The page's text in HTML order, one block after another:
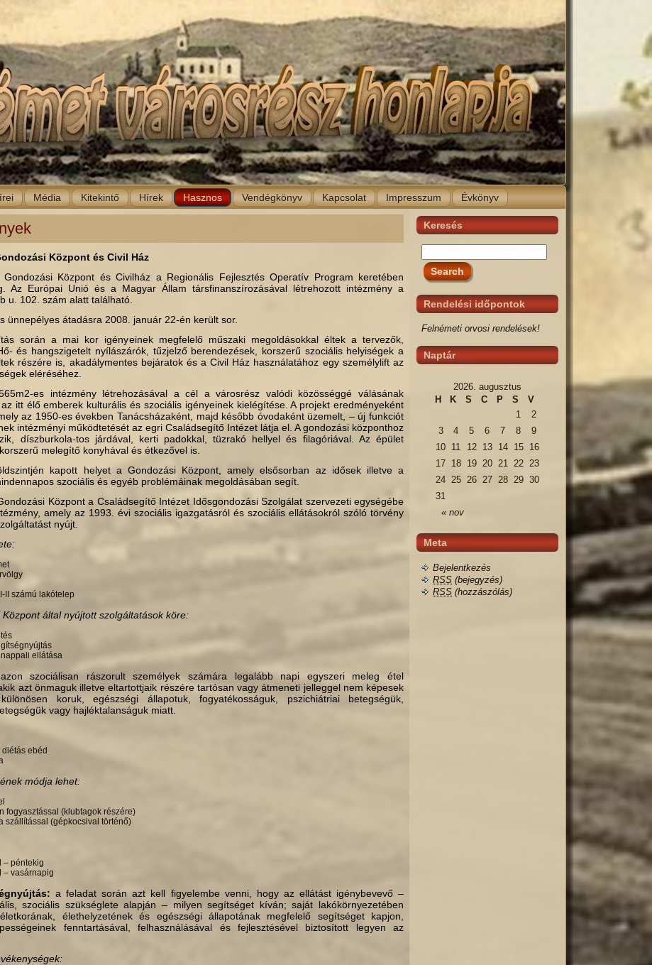
Média Kitekintő Hírek Hasznos Vendégkönyv Kapcsolat Impresszum Évkönyv
Központ és Civil Ház
Gondozási Központ és Civilház a Regionális Fejlesztés Operatív Prog­ram keretében
Az Európai Unió és a Magyar Állam társfinanszírozásával létrehozott intézmény a
u. 102. szám alatt található.
ünnepélyes átadásra 2008. január 22-én került sor.
során a mai kor igényeinek megfelelő műszaki megoldásokkal éltek a tervezők,
és hangszigetelt nyílászárók, tűzjelző berendezések, korsze­rű szociális helyiségek a
részére is, akadálymentes bejáratok és a Civil Ház használatához egy személylift az
eléréséhez.
es intézmény létrehozásával a cél a városrész valódi közösséggé válásának
itt élő emberek kulturális és szociális igényeinek kielégítése. A projekt eredményeként
az 1950-es években Tanácsházaként, majd ké­sőbb óvodaként üzemelt, – új funkciót
intézményi működtetését az egri Családsegítő Intézet látja el. A gondozási központhoz
díszburkola-tos járdával, kerti padokkal, tüzrakó hellyel és filagóriával. Az épület
melegítő konyhával és étkezővel is.
kapott helyet a Gondozási Központ, amely elsősorban az idősek illetve a
szociális és egyéb problémáinak megoldásában segít.
Központ a Családsegítő Intézet Idősgondozási Szolgálat szervezeti egységébe
amely az 1993. évi szociális igazgatásról és szociális ellátásokról szóló törvény
nyújt.
II számú lakótelep
Központ által nyújtott szolgáltatások köre:
ellátása
szociálisan rászorult személyek számára legalább napi egyszeri meleg étel
azt önmaguk illetve eltartottjaik részére tartósan vagy átme­neti jelleggel nem képesek
koruk, egészségi állapotuk, fogyaté­kosságuk, pszichiátriai betegségük,
vagy hajléktalanságuk miatt.
ebéd
módja lehet:
fogyasztással (klubtagok részére)
szállítással (gépkocsival történő)
– péntekig
– vasárnapig
a feladat során azt kell figyelembe venni, hogy az ellátást igénybevevő –
szociális szükséglete alapján – milyen segítséget kíván; saját lakókörnyezetében
élethelyzetének és egészségi állapotá­nak megfelelő segítséget kapjon,
fenntartásával, felhasználásá­val és fejlesztésével biztosított legyen az
Keresés
Rendelési időpontok
Felnémeti orvosi rendelések!
Naptár
2026. augusztus
H
K S C P S V
« nov
1
2
3
4 5 6 7 8
9
10 11 12 13 14 15
16
17 18 19 20 21 22 23
24 25 26 27 28 29 30
31
Meta
Bejelentkezés
RSS (bejegyzés)
RSS (hozzászólás)